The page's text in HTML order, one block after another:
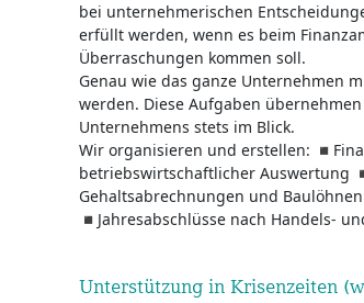
bei unternehmerischen
erfüllt werden, wenn es beim
Überraschungen kommen soll.
Genau wie das ganze Unternehmen
werden. Diese Aufgaben
Unternehmens stets im Blick.
Wir organisieren und erstellen:
betriebswirtschaftlicher Auswertung
Gehaltsabrechnungen und
◾Jahresabschlüsse nach Handels-
Unterstützung in Krisenzeiten